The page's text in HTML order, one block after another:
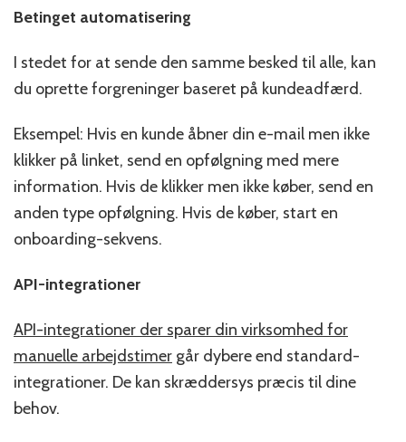
Betinget automatisering
I stedet for at sende den samme besked til alle, kan
du oprette forgreninger baseret på kundeadfærd.
Eksempel: Hvis en kunde åbner din e-mail men ikke
klikker på linket, send en opfølgning med mere
information. Hvis de klikker men ikke køber, send en
anden type opfølgning. Hvis de køber, start en
onboarding-sekvens.
API-integrationer
API-integrationer der sparer din virksomhed for
manuelle arbejdstimer går dybere end standard-
integrationer. De kan skræddersys præcis til dine
behov.